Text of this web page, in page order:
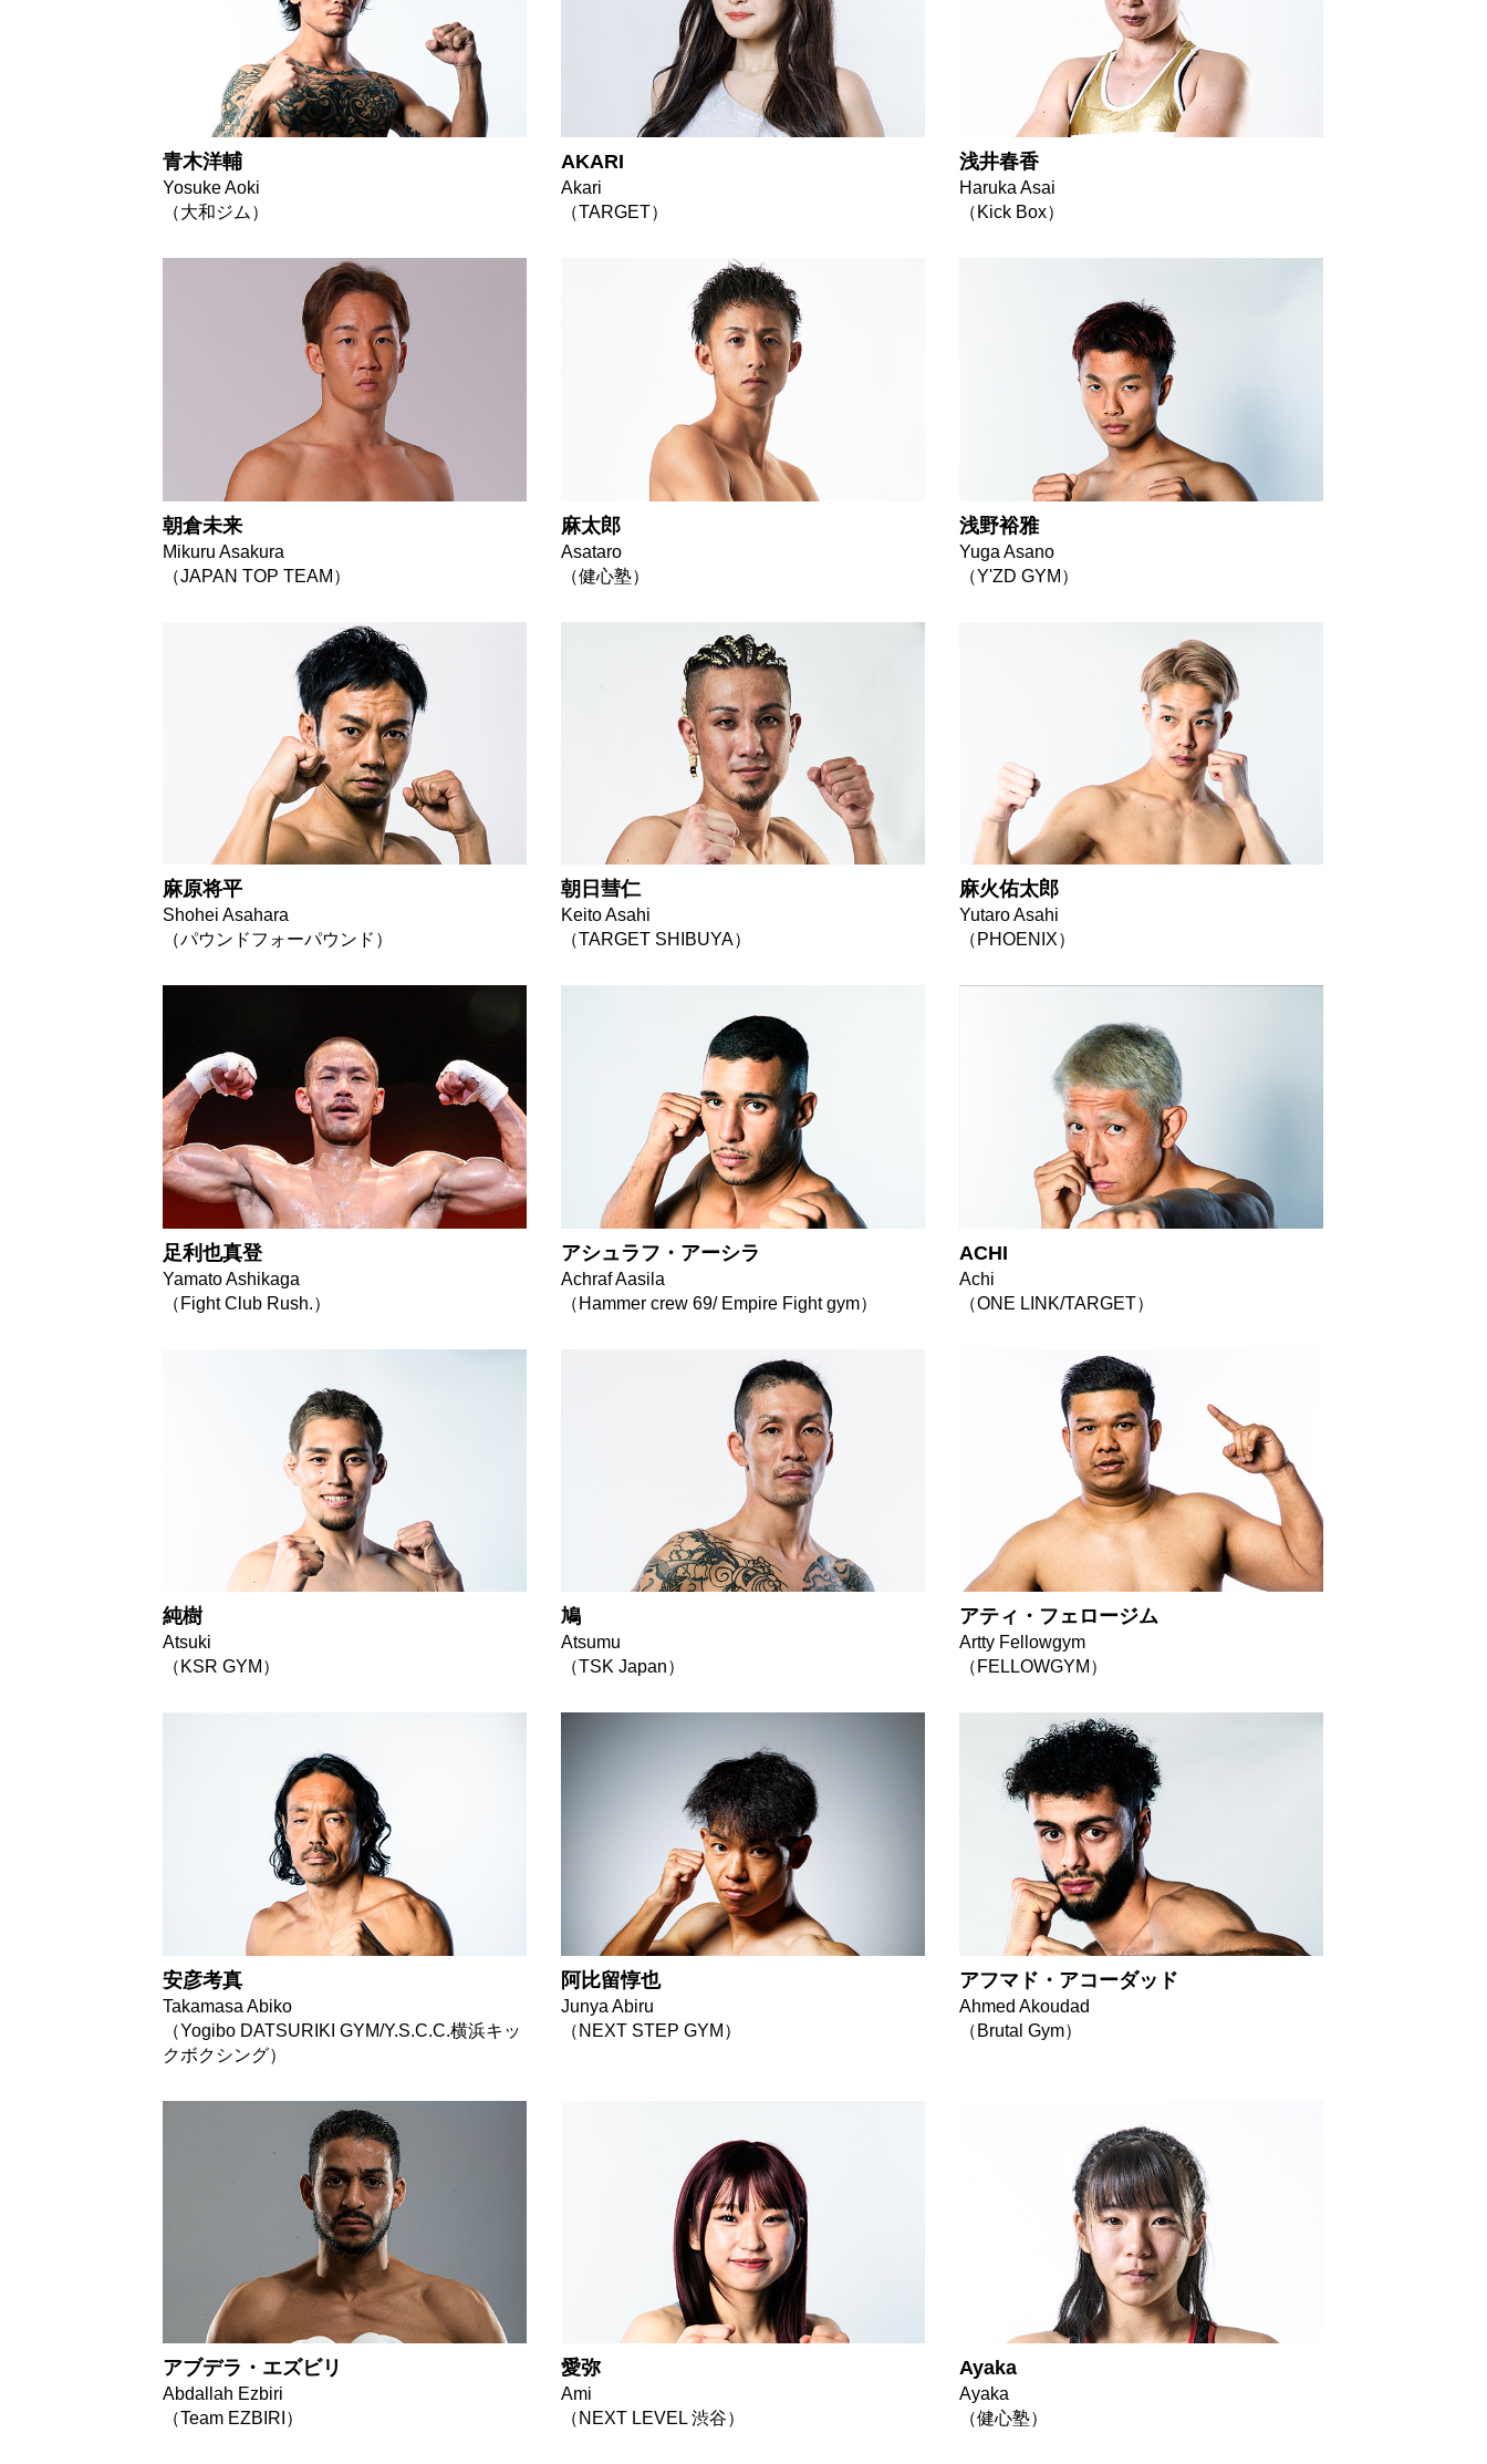
青木洋輔
Yosuke Aoki
（大和ジム）
AKARI
Akari
（TARGET）
浅井春香
Haruka Asai
（Kick Box）
朝倉未来
Mikuru Asakura
（JAPAN TOP TEAM）
麻太郎
Asataro
（健心塾）
浅野裕雅
Yuga Asano
（Y'ZD GYM）
麻原将平
Shohei Asahara
（パウンドフォーパウンド）
朝日彗仁
Keito Asahi
（TARGET SHIBUYA）
麻火佑太郎
Yutaro Asahi
（PHOENIX）
足利也真登
Yamato Ashikaga
（Fight Club Rush.）
アシュラフ・アーシラ
Achraf Aasila
（Hammer crew 69/ Empire Fight gym）
ACHI
Achi
（ONE LINK/TARGET）
純樹
Atsuki
（KSR GYM）
鳩
Atsumu
（TSK Japan）
アティ・フェロージム
Artty Fellowgym
（FELLOWGYM）
安彦考真
Takamasa Abiko
（Yogibo DATSURIKI GYM/Y.S.C.C.横浜キッ
クボクシング）
阿比留惇也
Junya Abiru
（NEXT STEP GYM）
アフマド・アコーダッド
Ahmed Akoudad
（Brutal Gym）
アブデラ・エズビリ
Abdallah Ezbiri
（Team EZBIRI）
愛弥
Ami
（NEXT LEVEL 渋谷）
Ayaka
Ayaka
（健心塾）